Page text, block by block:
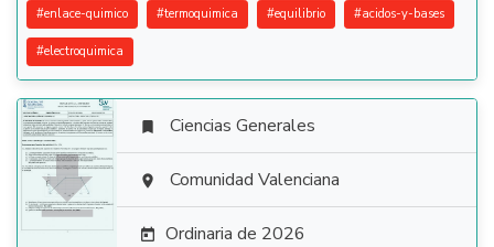
#enlace-quimico #termoquimica #equilibrio #acidos-y-bases
#electroquimica

 Ciencias Generales
 Comunidad Valenciana
 Ordinaria de 2026